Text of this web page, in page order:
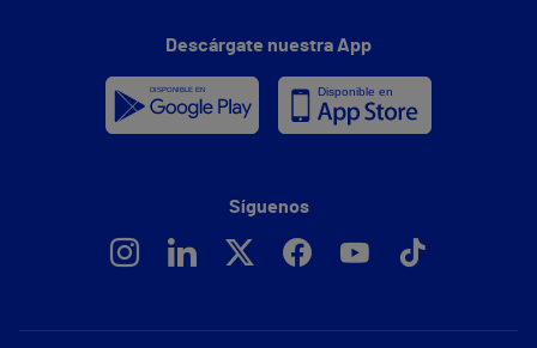
Descárgate nuestra App
Síguenos